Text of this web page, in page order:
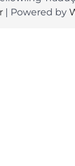
| Powered by